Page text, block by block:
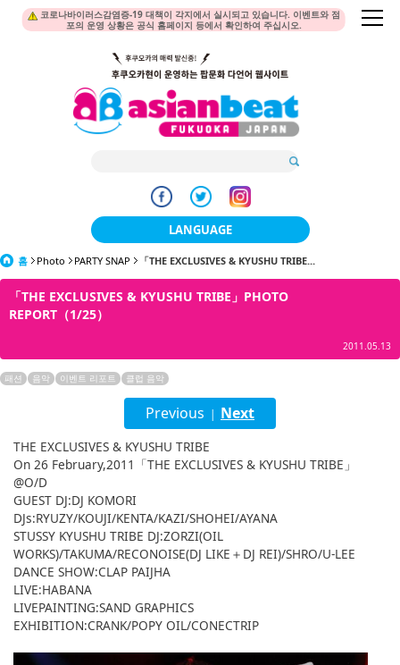
코로나바이러스감염증-19 대책이 각지에서 실시되고 있습니다. 이벤트와 점
포의 운영 상황은 공식 홈페이지 등에서 확인하여 주십시오.
LANGUAGE
日本語
한국어
English
ภาษาไทย
Bahasa Indonesia
홈 Photo PARTY SNAP 「THE EXCLUSIVES & KYUSHU TRIBE...
「THE EXCLUSIVES & KYUSHU TRIBE」PHOTO
REPORT（1/25）
2011.05.13
패션 음악 이벤트 리포트 클럽 음악
Previous | Next
THE EXCLUSIVES & KYUSHU TRIBE
On 26 February,2011「THE EXCLUSIVES & KYUSHU TRIBE」
@O/D
GUEST DJ:DJ KOMORI
DJs:RYUZY/KOUJI/KENTA/KAZI/SHOHEI/AYANA
STUSSY KYUSHU TRIBE DJ:ZORZI(OIL
WORKS)/TAKUMA/RECONOISE(DJ LIKE＋DJ REI)/SHRO/U-LEE
DANCE SHOW:CLAP PAIJHA
LIVE:HABANA
LIVEPAINTING:SAND GRAPHICS
EXHIBITION:CRANK/POPY OIL/CONECTRIP